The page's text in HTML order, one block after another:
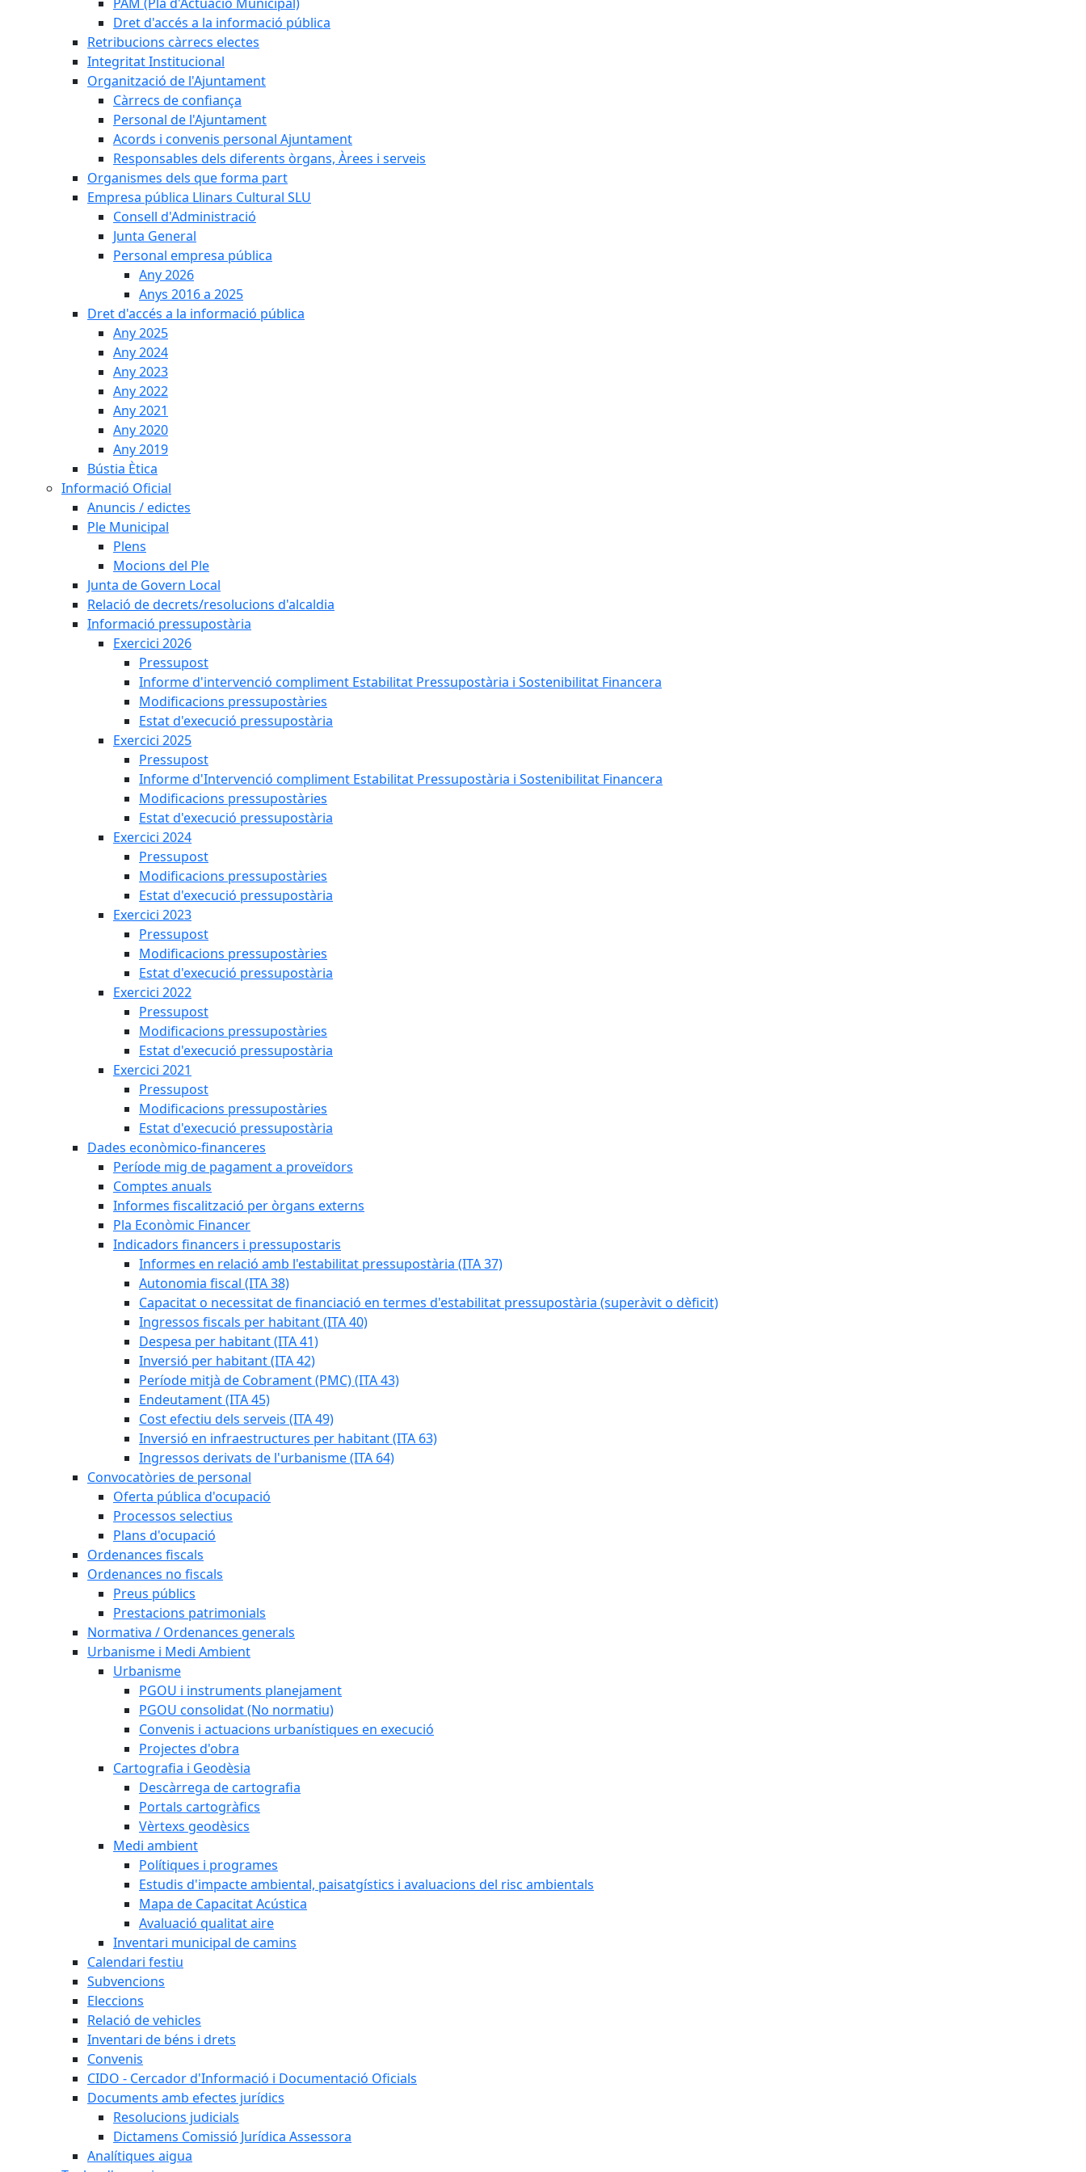
Dret d'accés a la informació pública
Retribucions càrrecs electes
Integritat Institucional
Organització de l'Ajuntament
Càrrecs de confiança
Personal de l'Ajuntament
Acords i convenis personal Ajuntament
Responsables dels diferents òrgans, Àrees i serveis
Organismes dels que forma part
Empresa pública Llinars Cultural SLU
Consell d'Administració
Junta General
Personal empresa pública
Any 2026
Anys 2016 a 2025
Dret d'accés a la informació pública
Any 2025
Any 2024
Any 2023
Any 2022
Any 2021
Any 2020
Any 2019
Bústia Ètica
Informació Oficial
Anuncis / edictes
Ple Municipal
Plens
Mocions del Ple
Junta de Govern Local
Relació de decrets/resolucions d'alcaldia
Informació pressupostària
Exercici 2026
Pressupost
Informe d'intervenció compliment Estabilitat Pressupostària i Sostenibilitat Financera
Modificacions pressupostàries
Estat d'execució pressupostària
Exercici 2025
Pressupost
Informe d'Intervenció compliment Estabilitat Pressupostària i Sostenibilitat Financera
Modificacions pressupostàries
Estat d'execució pressupostària
Exercici 2024
Pressupost
Modificacions pressupostàries
Estat d'execució pressupostària
Exercici 2023
Pressupost
Modificacions pressupostàries
Estat d'execució pressupostària
Exercici 2022
Pressupost
Modificacions pressupostàries
Estat d'execució pressupostària
Exercici 2021
Pressupost
Modificacions pressupostàries
Estat d'execució pressupostària
Dades econòmico-financeres
Període mig de pagament a proveïdors
Comptes anuals
Informes fiscalització per òrgans externs
Pla Econòmic Financer
Indicadors financers i pressupostaris
Informes en relació amb l'estabilitat pressupostària (ITA 37)
Autonomia fiscal (ITA 38)
Capacitat o necessitat de financiació en termes d'estabilitat pressupostària (superàvit o dèficit)
Ingressos fiscals per habitant (ITA 40)
Despesa per habitant (ITA 41)
Inversió per habitant (ITA 42)
Període mitjà de Cobrament (PMC) (ITA 43)
Endeutament (ITA 45)
Cost efectiu dels serveis (ITA 49)
Inversió en infraestructures per habitant (ITA 63)
Ingressos derivats de l'urbanisme (ITA 64)
Convocatòries de personal
Oferta pública d'ocupació
Processos selectius
Plans d'ocupació
Ordenances fiscals
Ordenances no fiscals
Preus públics
Prestacions patrimonials
Normativa / Ordenances generals
Urbanisme i Medi Ambient
Urbanisme
PGOU i instruments planejament
PGOU consolidat (No normatiu)
Convenis i actuacions urbanístiques en execució
Projectes d'obra
Cartografia i Geodèsia
Descàrrega de cartografia
Portals cartogràfics
Vèrtexs geodèsics
Medi ambient
Polítiques i programes
Estudis d'impacte ambiental, paisatgístics i avaluacions del risc ambientals
Mapa de Capacitat Acústica
Avaluació qualitat aire
Inventari municipal de camins
Calendari festiu
Subvencions
Eleccions
Relació de vehicles
Inventari de béns i drets
Convenis
CIDO - Cercador d'Informació i Documentació Oficials
Documents amb efectes jurídics
Resolucions judicials
Dictamens Comissió Jurídica Assessora
Analítiques aigua